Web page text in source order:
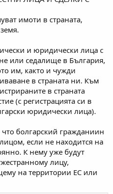
имоти в страната,
и юридически лица с
или седалище в България,
им, както и чужди
в страната ни. Към
в страната
(с регистрацията си в
юридически лица).
болгарский гражданиин
если не находится на
К нему уже будут
лицу,
на территории ЕС или